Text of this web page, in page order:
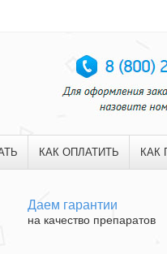
КАК ОПЛАТИТЬ КАК
Даем гарантии
на качество препаратов